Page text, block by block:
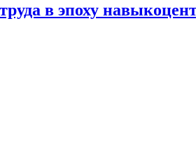
в эпоху